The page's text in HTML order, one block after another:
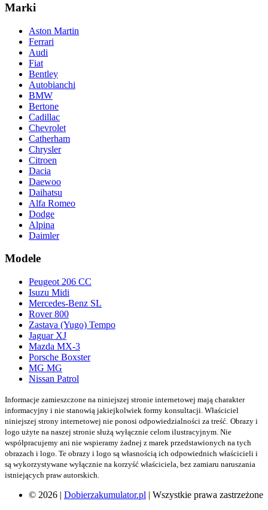
Marki
Aston Martin
Ferrari
Audi
Fiat
Bentley
Autobianchi
BMW
Bertone
Cadillac
Chevrolet
Catherham
Chrysler
Citroen
Dacia
Daewoo
Daihatsu
Alfa Romeo
Dodge
Alpina
Daimler
Modele
Peugeot 206 CC
Isuzu Midi
Mercedes-Benz SL
Rover 800
Zastava (Yugo) Tempo
Jaguar XJ
Mazda MX-3
Porsche Boxster
MG MG
Nissan Patrol
Informacje zamieszczone na niniejszej stronie internetowej mają charakter
informacyjny i nie stanowią jakiejkolwiek formy konsultacji. Właściciel
niniejszej strony internetowej nie ponosi odpowiedzialności za treść. Obrazy i
logo użyte na naszej stronie służą wyłącznie celom ilustracyjnym. Nie
współpracujemy ani nie wspieramy żadnej z marek przedstawionych na tych
obrazach i logo. Te obrazy i logo są własnością ich odpowiednich właścicieli i
są wykorzystywane wyłącznie na korzyść właściciela, bez zamiaru naruszania
istniejących praw autorskich.
© 2026 | Dobierzakumulator.pl | Wszystkie prawa zastrzeżone